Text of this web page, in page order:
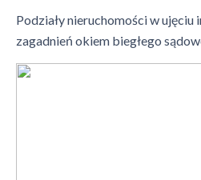
Podziały nieruchomości w ujęciu
zagadnień okiem biegłego